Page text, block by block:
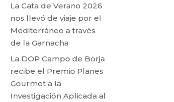
La Cata de Verano 2026
nos llevó de viaje por el
Mediterráneo a través
de la Garnacha
La DOP Campo de Borja
recibe el Premio Planes
Gourmet a la
Investigación Aplicada al